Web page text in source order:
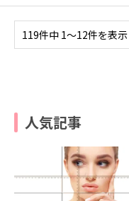
119件中 1〜12件を表示
人気記事